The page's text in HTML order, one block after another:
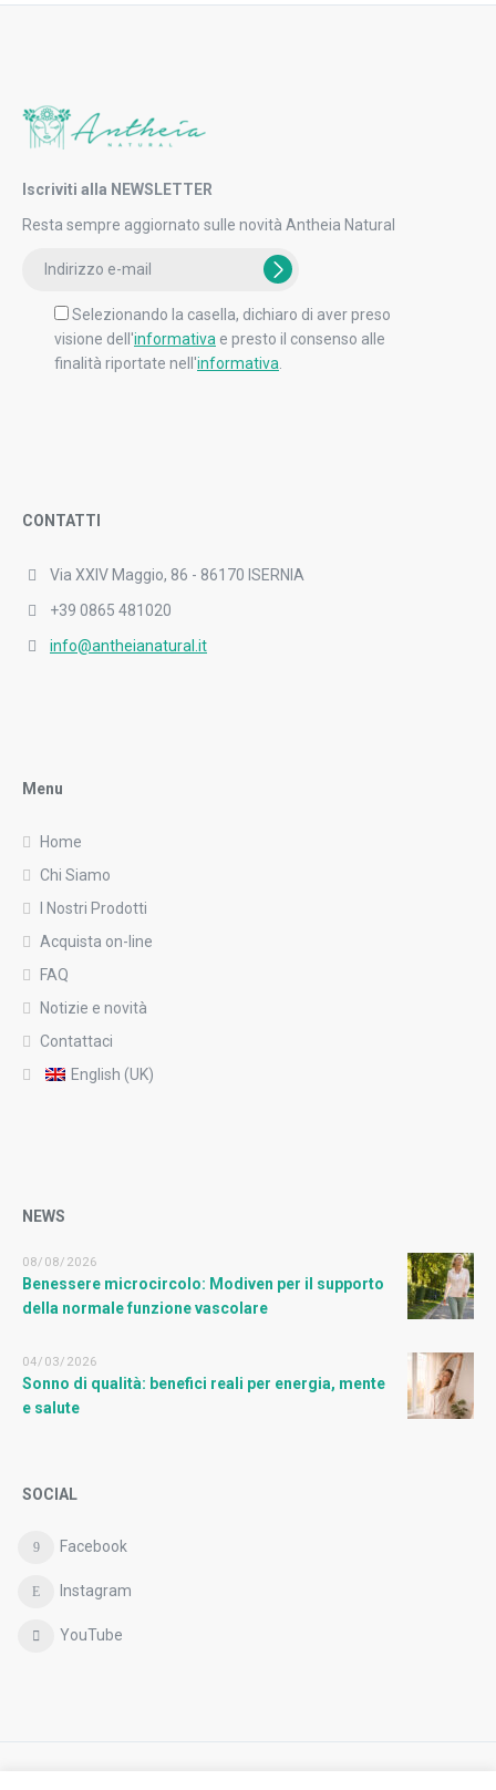
Iscriviti alla NEWSLETTER
Resta sempre aggiornato sulle novità Antheia Natural
Selezionando la casella, dichiaro di aver preso
visione dell'informativa e presto il consenso alle
finalità riportate nell'informativa
CONTATTI
Via XXIV Maggio, 86 - 86170 ISERNIA
+39 0865 481020
info@antheianatural.it
Menu
Home
Chi Siamo
I Nostri Prodotti
Acquista on-line
FAQ
Notizie e novità
Contattaci
English (UK)
NEWS
08/08/2026
Benessere microcircolo: Modiven per il supporto
della normale funzione vascolare
04/03/2026
Sonno di qualità: benefici reali per energia, mente
e salute
SOCIAL
Facebook
Instagram
YouTube